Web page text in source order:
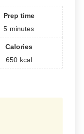
Prep time
5 minutes
Calories
650 kcal